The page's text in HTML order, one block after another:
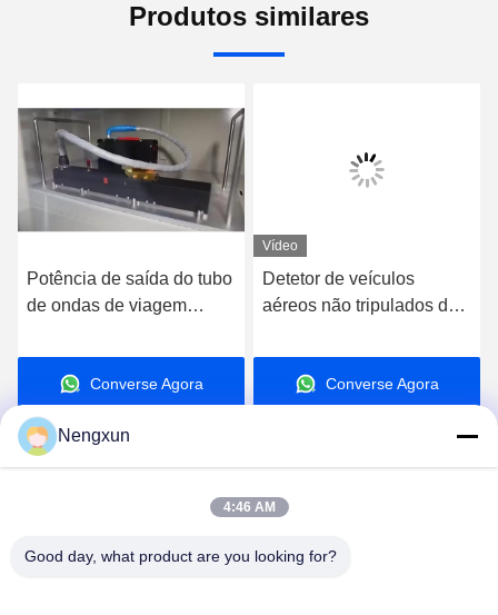
Produtos similares
Potência de saída do tubo
de ondas de viagem
largura de banda Ku
1GHz~10GHzConverse Agora
Vídeo
Detetor de veículos
aéreos não tripulados de
para detecção aérea
eficaz
Converse Agora
Nengxun Communication Technology Co.,Ltd.
Nengxun
4:46 AM
Good day, what product are you looking for?